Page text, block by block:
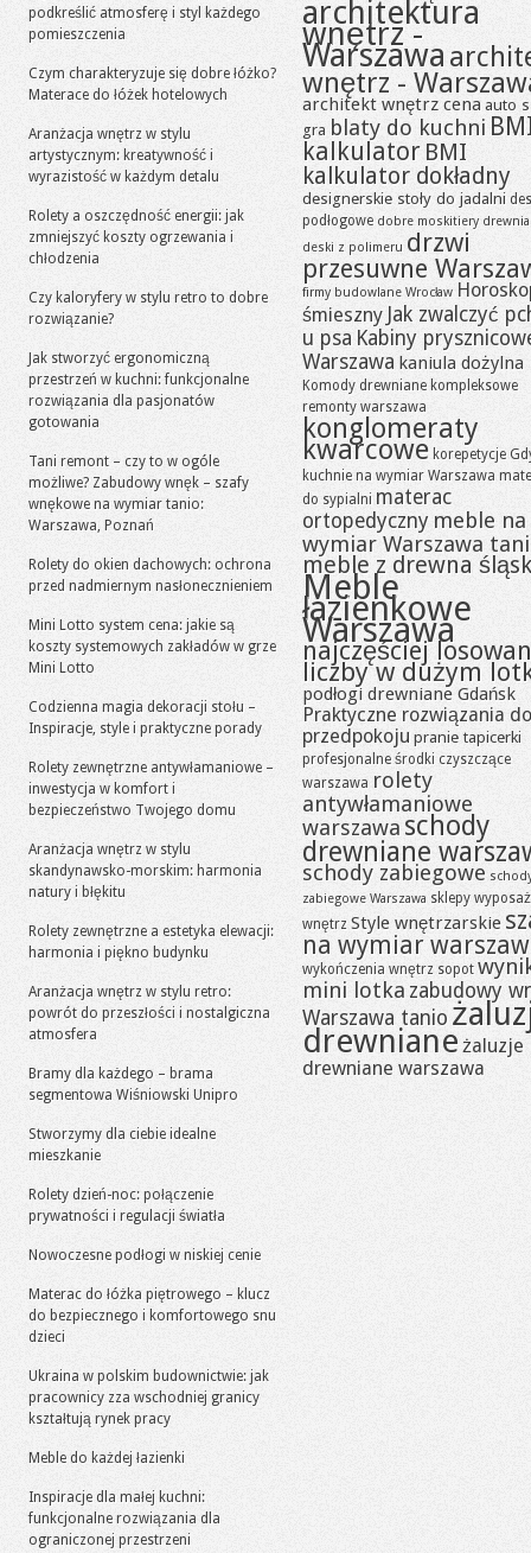
podkreślić atmosferę i styl każdego
pomieszczenia
Czym charakteryzuje się dobre łóżko?
Materace do łóżek hotelowych
Aranżacja wnętrz w stylu
artystycznym: kreatywność i
wyrazistość w każdym detalu
Rolety a oszczędność energii: jak
zmniejszyć koszty ogrzewania i
chłodzenia
Czy kaloryfery w stylu retro to dobre
rozwiązanie?
Jak stworzyć ergonomiczną
przestrzeń w kuchni: funkcjonalne
rozwiązania dla pasjonatów
gotowania
Tani remont – czy to w ogóle
możliwe? Zabudowy wnęk – szafy
wnękowe na wymiar tanio:
Warszawa, Poznań
Rolety do okien dachowych: ochrona
przed nadmiernym nasłonecznieniem
Mini Lotto system cena: jakie są
koszty systemowych zakładów w grze
Mini Lotto
Codzienna magia dekoracji stołu –
Inspiracje, style i praktyczne porady
Rolety zewnętrzne antywłamaniowe –
inwestycja w komfort i
bezpieczeństwo Twojego domu
Aranżacja wnętrz w stylu
skandynawsko-morskim: harmonia
natury i błękitu
Rolety zewnętrzne a estetyka elewacji:
harmonia i piękno budynku
Aranżacja wnętrz w stylu retro:
powrót do przeszłości i nostalgiczna
atmosfera
Bramy dla każdego – brama
segmentowa Wiśniowski Unipro
Stworzymy dla ciebie idealne
mieszkanie
Rolety dzień-noc: połączenie
prywatności i regulacji światła
Nowoczesne podłogi w niskiej cenie
Materac do łóżka piętrowego – klucz
do bezpiecznego i komfortowego snu
dzieci
Ukraina w polskim budownictwie: jak
pracownicy zza wschodniej granicy
kształtują rynek pracy
Meble do każdej łazienki
Inspiracje dla małej kuchni:
funkcjonalne rozwiązania dla
ograniczonej przestrzeni
architektura
wnętrz -
Warszawa
wnętrz -
architekt wnętrz cena auto
gra blaty do kuchni
kalkulator BMI
kalkulator dokładny
designerskie stoły do jadalni
podłogowe dobre moskitiery
deski z polimeru drzwi
przesuwne
firmy budowlane Wrocław
śmieszny Jak zwalczyć
u psa Kabiny
Warszawa kaniula dożylna
Komody drewniane kompleksowe
remonty warszawa
konglomeraty
kwarcowe korepetycje
kuchnie na wymiar Warszawa
do sypialni materac
ortopedyczny meble na
wymiar Warszawa
meble z drewna
Meble
łazienkowe
Warszawa
najczęściej
liczby w dużym
podłogi drewniane Gdańsk
Praktyczne rozwiązania do
przedpokoju pranie tapicerki
profesjonalne środki czyszczące
warszawa rolety
antywłamaniowe
warszawa schody
drewniane
schody zabiegowe
zabiegowe Warszawa sklepy
wnętrz Style wnętrzarskie
na wymiar
wykończenia wnętrz sopot
mini lotka zabudowy
Warszawa tanio
drewniane żaluzje
drewniane warszawa